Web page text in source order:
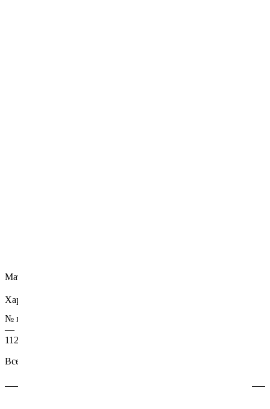
Материал: нержавеющая сталь
Характеристики
№ по каталогу
—
112-MC-STOP12
Все характеристики